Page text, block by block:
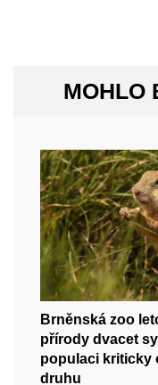
MOHLO
Brněnská zoo
přírody dvacet
populaci kriticky
druhu